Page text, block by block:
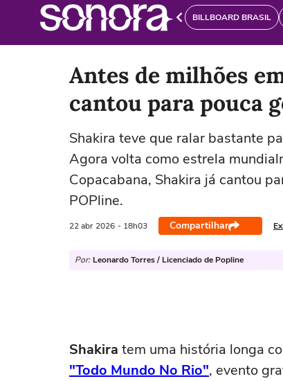
BILLBOARD BRASIL
Antes de milhões
cantou para pouca
Shakira teve que ralar bastante
Agora volta como estrela
Copacabana, Shakira já cantou
POPline.
22 abr 2026 - 18h03 Compartilhar
Por: Leonardo Torres / Licenciado de Popline
Shakira tem uma história longa
"Todo Mundo No Rio", evento